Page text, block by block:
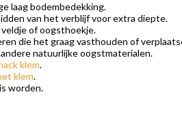
laag bodembedekking.
van het verblijf voor extra diepte.
of oogsthoekje.
die het graag vasthouden of
natuurlijke oogstmaterialen.
klem.
klem.
worden.